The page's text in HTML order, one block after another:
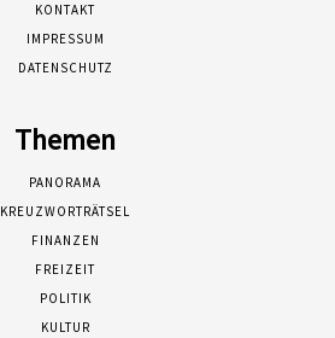
KONTAKT
IMPRESSUM
DATENSCHUTZ
Themen
PANORAMA
KREUZWORTRÄTSEL
FINANZEN
FREIZEIT
POLITIK
KULTUR